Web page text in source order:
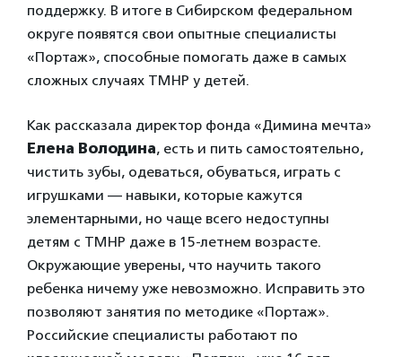
поддержку. В итоге в Сибирском федеральном
округе появятся свои опытные специалисты
«Портаж», способные помогать даже в самых
сложных случаях ТМНР у детей.
Как рассказала директор фонда «Димина мечта»
Елена Володина, есть и пить самостоятельно,
чистить зубы, одеваться, обуваться, играть с
игрушками — навыки, которые кажутся
элементарными, но чаще всего недоступны
детям с ТМНР даже в 15-летнем возрасте.
Окружающие уверены, что научить такого
ребенка ничему уже невозможно. Исправить это
позволяют занятия по методике «Портаж».
Российские специалисты работают по